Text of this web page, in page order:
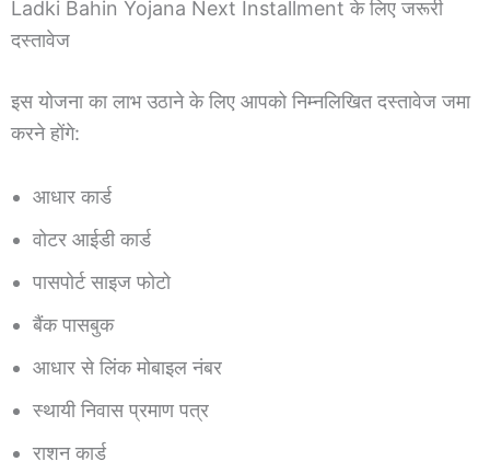
Ladki Bahin Yojana Next Installment के लिए जरूरी
दस्तावेज
इस योजना का लाभ उठाने के लिए आपको निम्नलिखित दस्तावेज जमा
करने होंगे:
आधार कार्ड
वोटर आईडी कार्ड
पासपोर्ट साइज फोटो
बैंक पासबुक
आधार से लिंक मोबाइल नंबर
स्थायी निवास प्रमाण पत्र
राशन कार्ड